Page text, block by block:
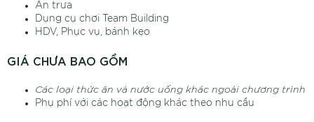
Ăn trưa
Dụng cụ chơi Team Building
HDV, Phục vụ, bánh kẹo
GIÁ CHƯA BAO GỒM
Các loại thức ăn và nước uống khác ngoài chương trình
Phụ phí với các hoạt động khác theo nhu cầu